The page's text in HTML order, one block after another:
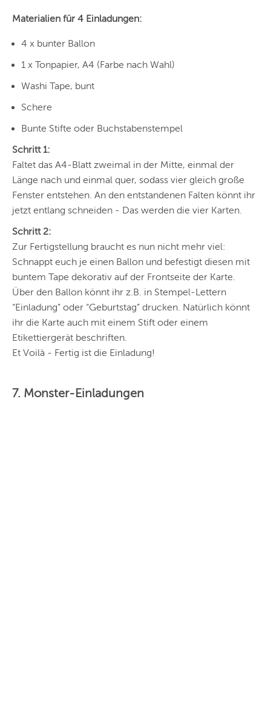
Materialien für 4 Einladungen:
4 x bunter Ballon
1 x Tonpapier, A4 (Farbe nach Wahl)
Washi Tape, bunt
Schere
Bunte Stifte oder Buchstabenstempel
Schritt 1:
Faltet das A4-Blatt zweimal in der Mitte, einmal der
Länge nach und einmal quer, sodass vier gleich große
Fenster entstehen. An den entstandenen Falten könnt ihr
jetzt entlang schneiden - Das werden die vier Karten.
Schritt 2:
Zur Fertigstellung braucht es nun nicht mehr viel:
Schnappt euch je einen Ballon und befestigt diesen mit
buntem Tape dekorativ auf der Frontseite der Karte.
Über den Ballon könnt ihr z.B. in Stempel-Lettern
“Einladung” oder “Geburtstag” drucken. Natürlich könnt
ihr die Karte auch mit einem Stift oder einem
Etikettiergerät beschriften.
Et Voilà - Fertig ist die Einladung!
7. Monster-Einladungen